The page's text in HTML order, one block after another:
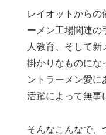
レイオットからの
ーメン工場関連の
人教育、そして
掛かりなものにな
ントラーメン愛に
活躍によって無事
そんなこんなで、